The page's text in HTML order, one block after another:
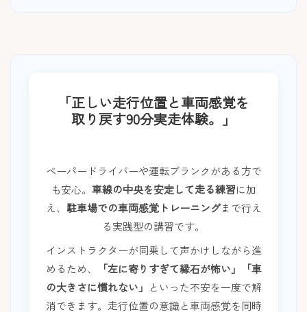
「正しい走行位置と車両感覚を
取り戻す90分実走体験。」
ペーパードライバーや運転ブランクがある方で
も安心。 車線の中央を安定して走る練習に加
え、 駐車場での車両感覚トレーニングまで行え
る実践型の講習です。
インストラクターが同乗して声かけしながら進
めるため、
「左に寄りすぎて縁石が怖い」「車
の大きさに慣れない」 といった不安を一度で解
消できます。走行位置の意識と車両感覚を同時